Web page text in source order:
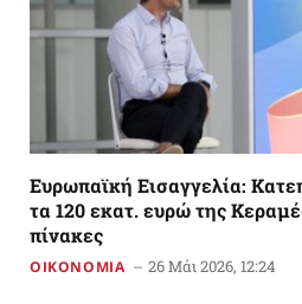
Ευρωπαϊκή Εισαγγελία:
τα 120 εκατ. ευρώ της
πίνακες
ΟΙΚΟΝΟΜΙΑ 26 Μάι 2026, 12:24